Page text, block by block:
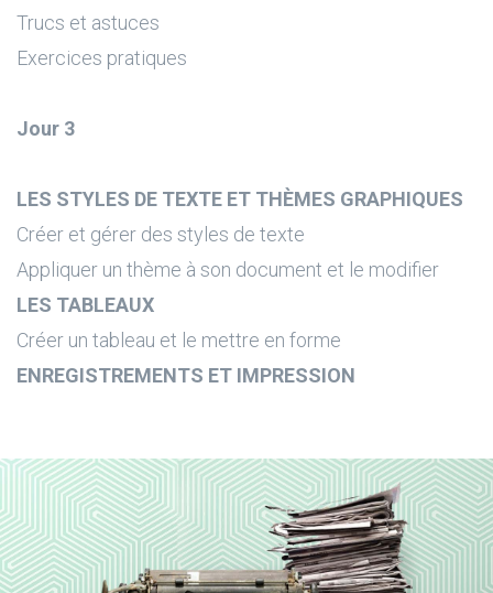
Trucs et astuces
Exercices pratiques
Jour 3
LES STYLES DE TEXTE ET THÈMES GRAPHIQUES
Créer et gérer des styles de texte
Appliquer un thème à son document et le modifier
LES TABLEAUX
Créer un tableau et le mettre en forme
ENREGISTREMENTS ET IMPRESSION